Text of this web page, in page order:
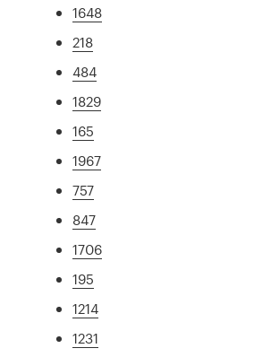
1648
218
484
1829
165
1967
757
847
1706
195
1214
1231